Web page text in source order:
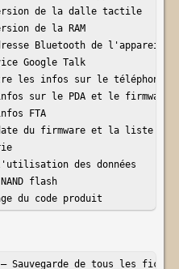
de la dalle tactile
de la RAM
Bluetooth de l'appareil
Google Talk
les infos sur le
sur le PDA et le firmware
FTA
du firmware et la liste des
des données
flash
du code produit
– Sauvegarde de tous les